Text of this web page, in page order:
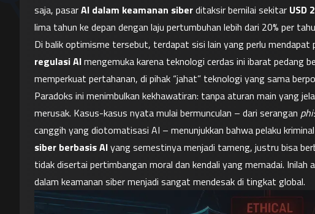
saja, pasar AI dalam keamanan siber ditaksir bernilai sekitar USD
lima tahun ke depan dengan laju pertumbuhan lebih dari 20% per
Di balik optimisme tersebut, terdapat sisi lain yang perlu mendapat
regulasi AI mengemuka karena teknologi cerdas ini ibarat pedang
memperkuat pertahanan, di pihak “jahat” teknologi yang sama
Paradoks ini menimbulkan kekhawatiran: tanpa aturan main yang
merusak. Kasus-kasus nyata mulai bermunculan – dari serangan
canggih yang diotomatisasi AI – menunjukkan bahwa pelaku
siber berbasis AI yang semestinya menjadi tameng, justru bisa
tidak disertai pertimbangan moral dan kendali yang memadai. Inilah
dalam keamanan siber menjadi sangat mendesak di tingkat global.